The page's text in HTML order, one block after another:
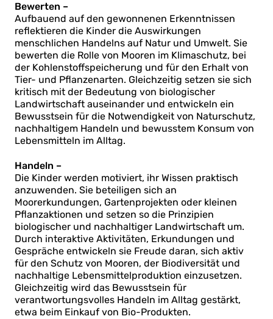
Bewerten –
Aufbauend auf den gewonnenen Erkenntnissen
reflektieren die Kinder die Auswirkungen
menschlichen Handelns auf Natur und Umwelt. Sie
bewerten die Rolle von Mooren im Klimaschutz, bei
der Kohlenstoffspeicherung und für den Erhalt von
Tier- und Pflanzenarten. Gleichzeitig setzen sie sich
kritisch mit der Bedeutung von biologischer
Landwirtschaft auseinander und entwickeln ein
Bewusstsein für die Notwendigkeit von Naturschutz,
nachhaltigem Handeln und bewusstem Konsum von
Lebensmitteln im Alltag.
Handeln –
Die Kinder werden motiviert, ihr Wissen praktisch
anzuwenden. Sie beteiligen sich an
Moorerkundungen, Gartenprojekten oder kleinen
Pflanzaktionen und setzen so die Prinzipien
biologischer und nachhaltiger Landwirtschaft um.
Durch interaktive Aktivitäten, Erkundungen und
Gespräche entwickeln sie Freude daran, sich aktiv
für den Schutz von Mooren, der Biodiversität und
nachhaltige Lebensmittelproduktion einzusetzen.
Gleichzeitig wird das Bewusstsein für
verantwortungsvolles Handeln im Alltag gestärkt,
etwa beim Einkauf von Bio-Produkten.